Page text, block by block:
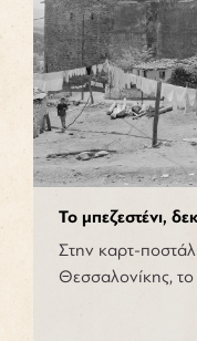
Το μπεζεστένι,
Στην καρτ-ποστάλ
Θεσσαλονίκης, το